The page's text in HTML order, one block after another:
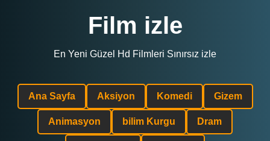
Film izle
En Yeni Güzel Hd Filmleri Sınırsız izle
Ana Sayfa Aksiyon Komedi Gizem
Animasyon bilim Kurgu Dram